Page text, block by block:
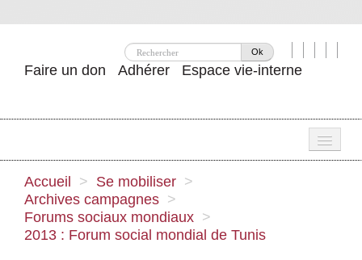
Ok
Faire un don Adhérer Espace vie-interne
Attac ?
Nos idées
Accueil > Se mobiliser >
Archives campagnes >
Forums sociaux mondiaux >
2013 : Forum social mondial de Tunis